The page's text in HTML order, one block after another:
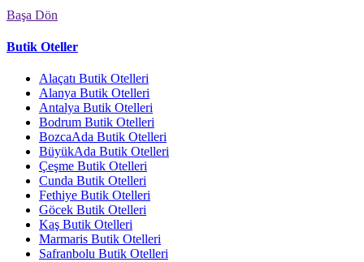
Başa Dön
Butik Oteller
Alaçatı Butik Otelleri
Alanya Butik Otelleri
Antalya Butik Otelleri
Bodrum Butik Otelleri
BozcaAda Butik Otelleri
BüyükAda Butik Otelleri
Çeşme Butik Otelleri
Cunda Butik Otelleri
Fethiye Butik Otelleri
Göcek Butik Otelleri
Kaş Butik Otelleri
Marmaris Butik Otelleri
Safranbolu Butik Otelleri